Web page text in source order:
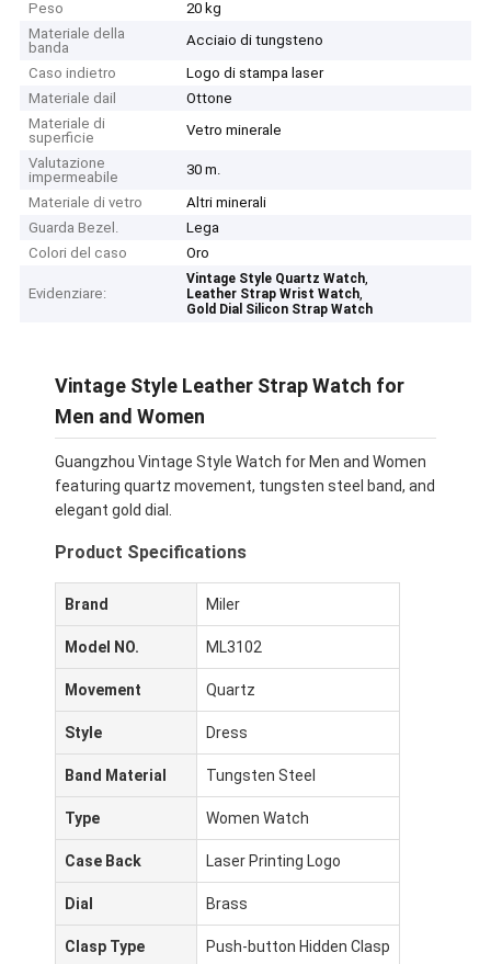
Peso
20 kg
Materiale della
banda
Acciaio di tungsteno
Caso indietro
Logo di stampa laser
Materiale dail
Ottone
Materiale di
superficie
Vetro minerale
Valutazione
impermeabile
30 m.
Materiale di vetro
Altri minerali
Guarda Bezel.
Lega
Colori del caso
Oro
Evidenziare:
Vintage Style Quartz Watch,
Leather Strap Wrist Watch,
Gold Dial Silicon Strap Watch
Vintage Style Leather Strap Watch for
Men and Women
Guangzhou Vintage Style Watch for Men and Women
featuring quartz movement, tungsten steel band, and
elegant gold dial.
Product Specifications
Brand Miler
Model NO. ML3102
Movement Quartz
Style Dress
Band Material Tungsten Steel
Type Women Watch
Case Back Laser Printing Logo
Dial Brass
Clasp Type Push-button Hidden Clasp